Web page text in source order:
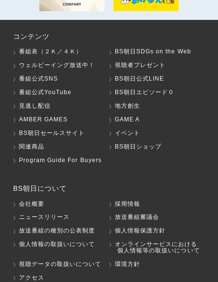
コンテンツ
番組表（２Ｋ／４Ｋ）
BS朝日SDGs on the Web
ウェルビーイング放送中！
視聴者プレゼント
番組公式SNS
BS朝日公式LINE
番組公式YouTube
BS朝日エピソード０
見逃し配信
地方創生
AMBER GAMES
GAME A
BS朝日セールスサイト
イベント
関連商品
BS朝日ショップ
Program Guide For Buyers
BS朝日について
会社概要
採用情報
ニュースリリース
放送番組審議会
放送番組の種別の公表制度
個人情報保護方針
個人情報の取扱いについて
オンラインサービスにおける
個人情報等の取扱いについて
視聴データの取扱いについて
環境方針
アクセス